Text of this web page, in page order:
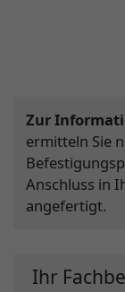
Zur
ermitteln Sie
Anschluss in
angefertigt.
Ihr